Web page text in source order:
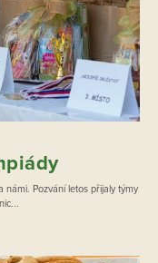
námi. Pozvání letos přijaly týmy